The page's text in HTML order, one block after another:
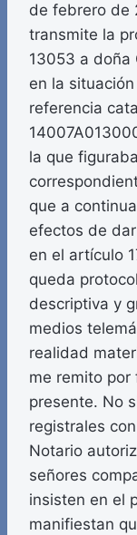
de febrero de
transmite la
13053 a doña
en la
referencia
la que
que a
efectos de
en el artículo
queda
descriptiva y
medios
realidad
me remito
presente. No
registrales
Notario
señores
insisten en el
manifiestan